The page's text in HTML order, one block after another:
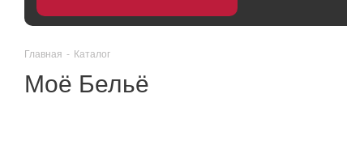
Главная - Каталог
Моё Бельё